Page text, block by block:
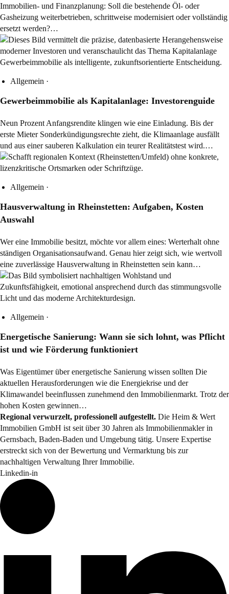
Immobilien- und Finanzplanung: Soll die bestehende Öl- oder
Gasheizung weiterbetrieben, schrittweise modernisiert oder vollständig
ersetzt werden?…
Allgemein ·
Gewerbeimmobilie als Kapitalanlage: Investorenguide
Neun Prozent Anfangsrendite klingen wie eine Einladung. Bis der
erste Mieter Sonderkündigungsrechte zieht, die Klimaanlage ausfällt
und aus einer sauberen Kalkulation ein teurer Realitätstest wird.…
Allgemein ·
Hausverwaltung in Rheinstetten: Aufgaben, Kosten
Auswahl
Wer eine Immobilie besitzt, möchte vor allem eines: Werterhalt ohne
ständigen Organisationsaufwand. Genau hier zeigt sich, wie wertvoll
eine zuverlässige Hausverwaltung in Rheinstetten sein kann…
Allgemein ·
Energetische Sanierung: Wann sie sich lohnt, was Pflicht
ist und wie Förderung funktioniert
Was Eigentümer über energetische Sanierung wissen sollten Die
aktuellen Herausforderungen wie die Energiekrise und der
Klimawandel beeinflussen zunehmend den Immobilienmarkt. Trotz der
hohen Kosten gewinnen…
Regional verwurzelt, professionell aufgestellt. Die Heim & Wert
Immobilien GmbH ist seit über 30 Jahren als Immobilienmaklerin
Gernsbach, Baden-Baden und Umgebung tätig. Unsere Expertise
erstreckt sich von der Bewertung und Vermarktung bis zur
nachhaltigen Verwaltung Ihrer Immobilie.
Linkedin-in